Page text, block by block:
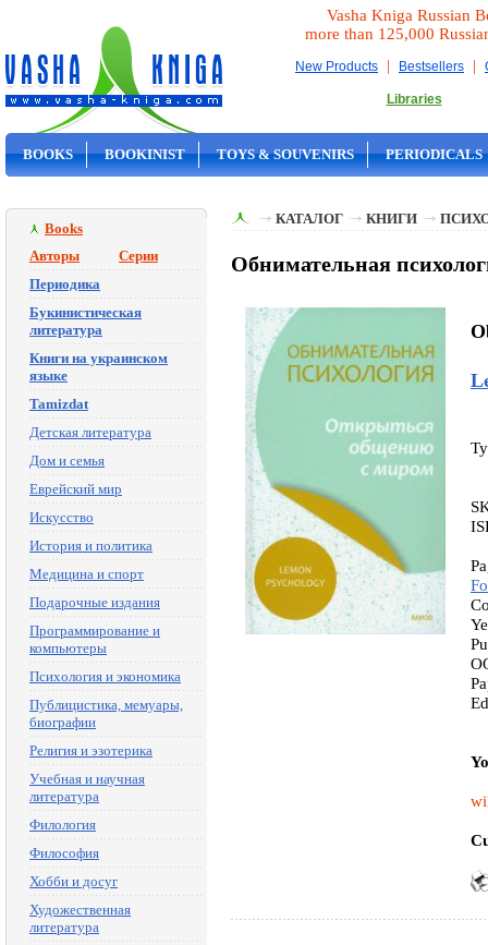
Vasha Kniga Russian
more than 125,000
New Products | Bestsellers |
Libraries
BOOKS BOOKINIST TOYS & SOUVENIRS PERIODICALS
Books
Авторы
Серии
Периодика
Букинистическая
литература
Книги на украинском
языке
Tamizdat
Детская литература
Дом и семья
Еврейский мир
Искусство
История и политика
Медицина и спорт
Подарочные издания
Программирование и
компьютеры
Психология и экономика
Публицистика, мемуары,
биографии
Религия и эзотерика
Учебная и научная
литература
Филология
Философия
Хобби и досуг
Художественная
литература
КАТАЛОГ КНИГИ
Обнимательная